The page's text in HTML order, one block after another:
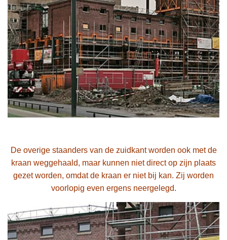
De overige staanders van de zuidkant worden ook met de
kraan weggehaald, maar kunnen niet direct op zijn plaats
gezet worden, omdat de kraan er niet bij kan. Zij worden
voorlopig even ergens neergelegd.